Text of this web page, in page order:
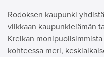
Rodoksen kaupunki
vilkkaan kaupunkielämän
Kreikan
kohteessa meri,